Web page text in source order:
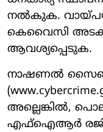
നല്‍കുക.
കെവൈസി
ആവശ്യപ്പെടുക.
നാഷണല്‍ സൈബര്‍
അല്ലെങ്കില്‍,
എഫ്‌ഐആര്‍